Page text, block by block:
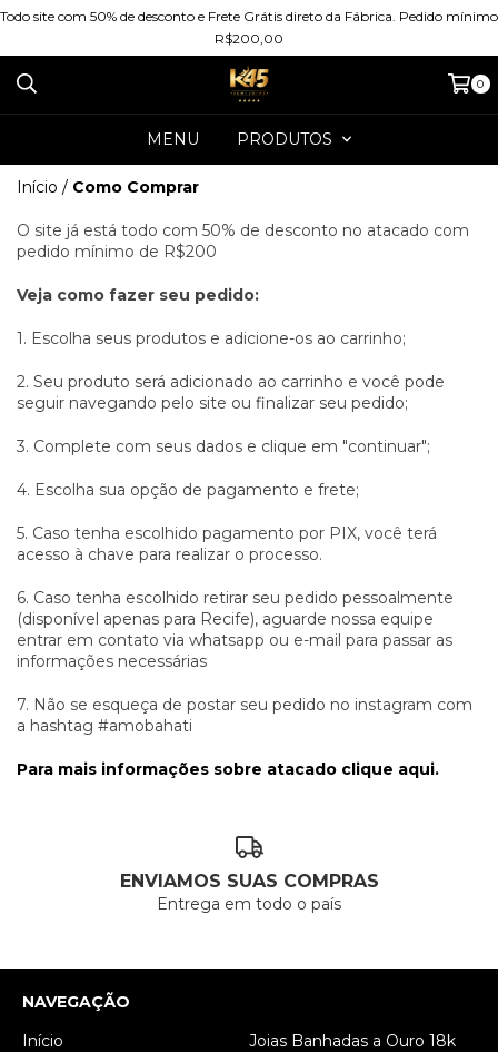
Todo site com 50% de desconto e Frete Grátis direto da Fábrica. Pedido mínimo
R$200,00
0
MENU PRODUTOS
Início / Como Comprar
O site já está todo com 50% de desconto no atacado com
pedido mínimo de R$200
Veja como fazer seu pedido:
1. Escolha seus produtos e adicione-os ao carrinho;
2. Seu produto será adicionado ao carrinho e você pode
seguir navegando pelo site ou finalizar seu pedido;
3. Complete com seus dados e clique em "continuar";
4. Escolha sua opção de pagamento e frete;
5. Caso tenha escolhido pagamento por PIX, você terá
acesso à chave para realizar o processo.
6. Caso tenha escolhido retirar seu pedido pessoalmente
(disponível apenas para Recife), aguarde nossa equipe
entrar em contato via whatsapp ou e-mail para passar as
informações necessárias
7. Não se esqueça de postar seu pedido no instagram com
a hashtag #amobahati
Para mais informações sobre atacado clique aqui.
ENVIAMOS SUAS COMPRAS
Entrega em todo o país
NAVEGAÇÃO
Início
Joias Banhadas a Ouro 18k